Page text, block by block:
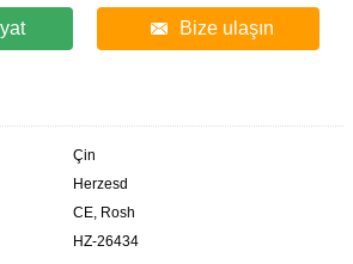
Bize ulaşın
Çin
Herzesd
CE, Rosh
HZ-26434